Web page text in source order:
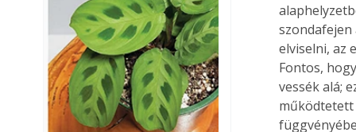
szondafejen
elviselni, az
Fontos,
vessék alá;
működtetett